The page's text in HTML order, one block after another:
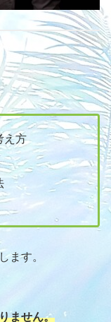
え方
ます。
ません。